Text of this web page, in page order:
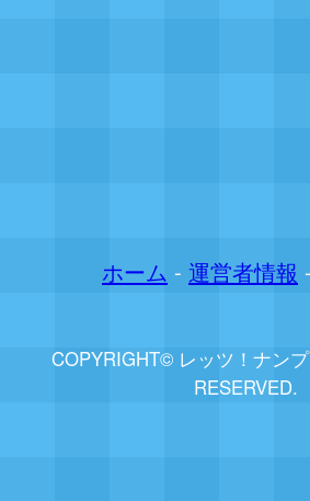
ホーム - 運営者情報 -
COPYRIGHT© レッツ！ナン
RESERVED.